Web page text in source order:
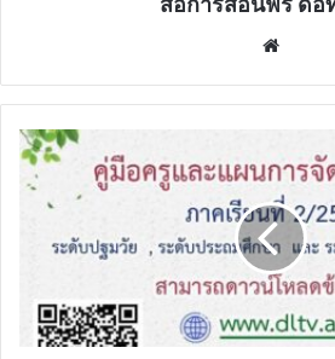
คู่มือ
ครู
และ
จัดการ
ภาค
เรียน